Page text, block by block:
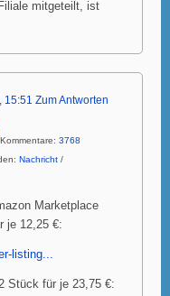
mitgeteilt, ist
15:51 Zum Antworten
Kommentare: 3768
Nachricht /
Marketplace
je 12,25 €:
listing...
Stück für je 23,75 €: